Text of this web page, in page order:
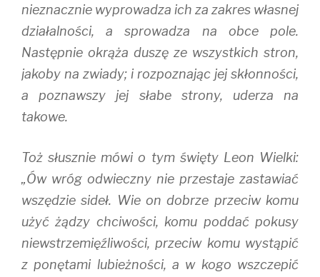
nieznacznie wyprowadza ich za zakres własnej
działalności, a sprowadza na obce pole.
Następnie okrąża duszę ze wszystkich stron,
jakoby na zwiady; i rozpoznając jej skłonności,
a poznawszy jej słabe strony, uderza na
takowe.
Toż słusznie mówi o tym święty Leon Wielki:
„Ów wróg odwieczny nie przestaje zastawiać
wszędzie sideł. Wie on dobrze przeciw komu
użyć żądzy chciwości, komu poddać pokusy
niewstrzemięźliwości, przeciw komu wystąpić
z ponętami lubieżności, a w kogo wszczepić